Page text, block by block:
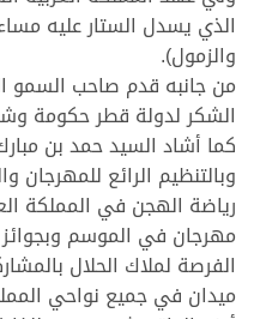
الذي يسدل الستار عليه
والزمول).
من جانبه قدم صاحب السمو
الشكر لدولة قطر حكومة
كما أشاد السيد حمد بن
وبالتنظيم الرائع للمهرجان
رياضة الهجن في المملكة
مهرجان في الموسم
الفرصة لملاك الحلال
ميدان في جميع نواحي